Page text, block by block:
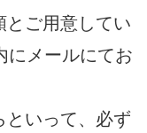
とご用意してい
にメールにてお
といって、必ず